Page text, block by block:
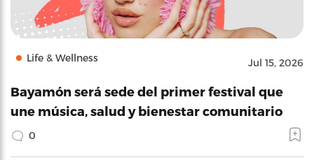
Life & Wellness Jul 15, 2026
Bayamón será sede del primer festival que
une música, salud y bienestar comunitario
0